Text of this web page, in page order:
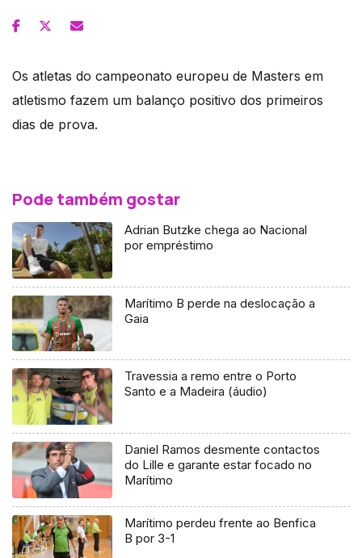
Os atletas do campeonato europeu de Masters em
atletismo fazem um balanço positivo dos primeiros
dias de prova.
Pode também gostar
Adrian Butzke chega ao Nacional
por empréstimo
Marítimo B perde na deslocação a
Gaia
Travessia a remo entre o Porto
Santo e a Madeira (áudio)
Daniel Ramos desmente contactos
do Lille e garante estar focado no
Marítimo
Marítimo perdeu frente ao Benfica
B por 3-1